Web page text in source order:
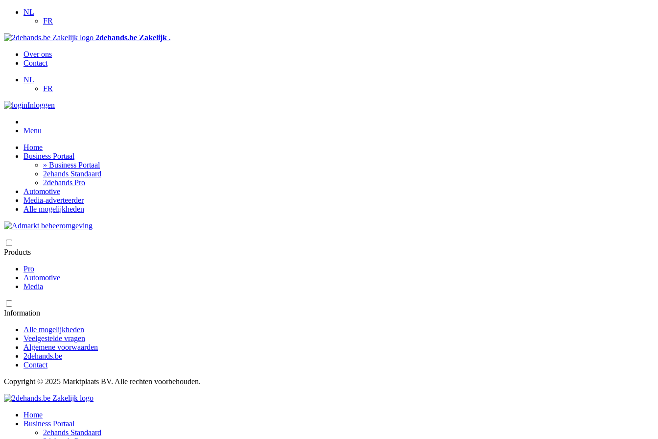
NL
FR
2dehands.be Zakelijk .
Over ons
Contact
NL
FR
Inloggen
Menu
Home
Business Portaal
» Business Portaal
2ehands Standaard
2dehands Pro
Automotive
Media-adverteerder
Alle mogelijkheden
Products
Pro
Automotive
Media
Information
Alle mogelijkheden
Veelgestelde vragen
Algemene voorwaarden
2dehands.be
Contact
Copyright © 2025 Marktplaats BV. Alle rechten voorbehouden.
Home
Business Portaal
2ehands Standaard